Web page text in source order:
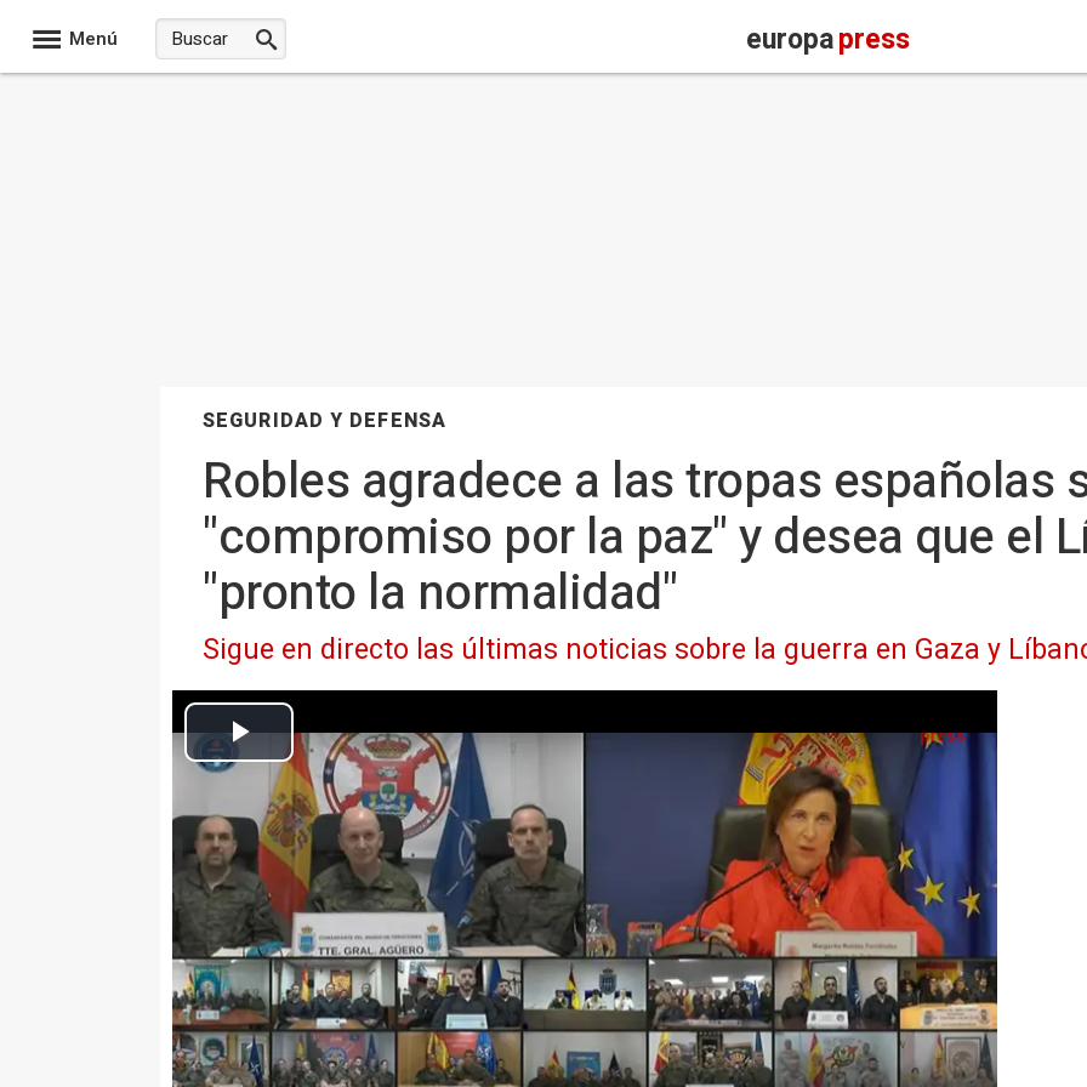
Menú europapress
SEGURIDAD Y DEFENSA
Robles agradece a las tropas españolas
"compromiso por la paz" y desea que el
"pronto la normalidad"
Sigue en directo las últimas noticias sobre la guerra en Gaza y
La ministra de Defenda, Margarita Robles, agradece a las tropas españolas su "compromiso por la paz" y desea que el Líbano recupere "pronto la
Sigue en directo las últimas noticias sobre la guerra en Gaza y Líbano
MADRID 12 Oct. (EUROPA PRESS) -
La ministra de Defensa, Margarita Robles, ha destacado el compromiso de
España con las diversas misiones desplegadas por todo el mundo y ha
deseado que "llegue pronto" el alto el fuego en Oriente Medio: "Ojalá ese
alto el fuego llegue pronto, ojalá el Líbano pueda recuperar pronto la
normalidad, esa normalidad que durante muchos años España ha
contribuido a que sea la tónica general".